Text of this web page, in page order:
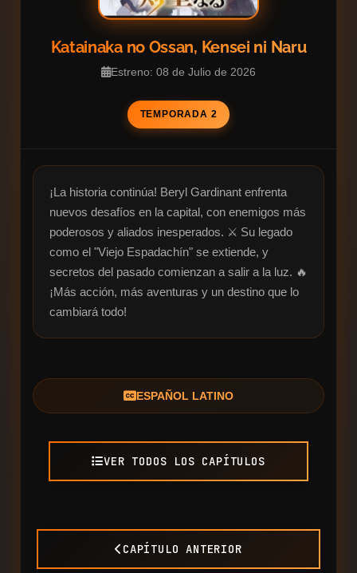
Katainaka no Ossan, Kensei ni Naru
Estreno: 08 de Julio de 2026
TEMPORADA 2
¡La historia continúa! Beryl Gardinant enfrenta
nuevos desafíos en la capital, con enemigos más
poderosos y aliados inesperados. ⚔️ Su legado
como el "Viejo Espadachín" se extiende, y
secretos del pasado comienzan a salir a la luz. 🔥
¡Más acción, más aventuras y un destino que lo
cambiará todo!
ESPAÑOL LATINO
VER TODOS LOS CAPÍTULOS
CAPÍTULO ANTERIOR